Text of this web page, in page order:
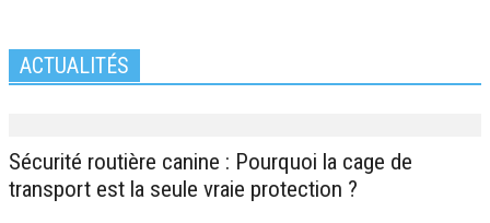
ACTUALITÉS
Sécurité routière canine : Pourquoi la cage de
transport est la seule vraie protection ?